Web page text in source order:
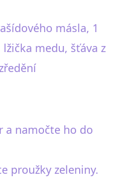
másla, 1
medu, šťáva z
a namočte ho do
proužky zeleniny.